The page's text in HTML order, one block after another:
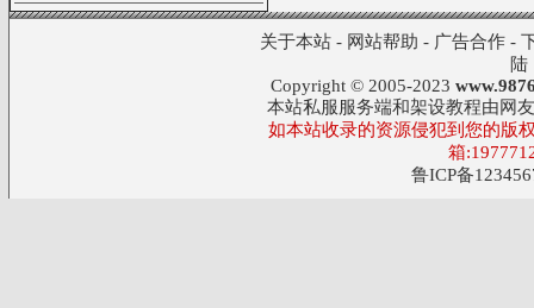
关于本站- 网站帮助 - 广告合作-
陆
Copyright © 2005-2023
本站私服服务端和架设教程由网
如本站收录的资源侵犯到您的版
箱
鲁ICP备